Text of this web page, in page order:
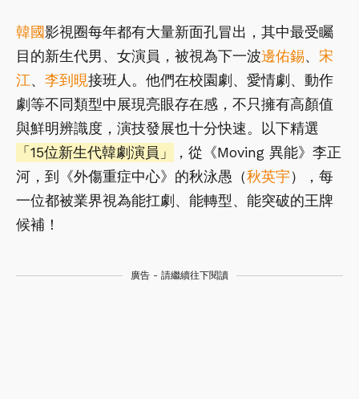
韓國影視圈每年都有大量新面孔冒出，其中最受矚
目的新生代男、女演員，被視為下一波邊佑錫、 宋
江、 李到晛接班人。他們在校園劇、愛情劇、動作
劇等不同類型中展現亮眼存在感，不只擁有高顏值
與鮮明辨識度，演技發展也十分快速。以下精選
「15位新生代韓劇演員」
，從《Moving 異能》李正
河，到《外傷重症中心》的秋泳愚（秋英宇），每
一位都被業界視為能扛劇、能轉型、能突破的王牌
候補！
廣告 - 請繼續往下閱讀